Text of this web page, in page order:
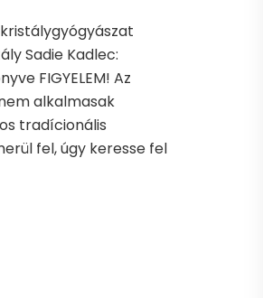
Sadie Kadlec:
FIGYELEM! Az
alkalmasak
tradícionális
fel, úgy keresse fel